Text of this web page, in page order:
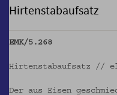
Hirtenstabaufsatz
EMK/5.268
Hirtenstabaufsatz //
Der aus Eisen